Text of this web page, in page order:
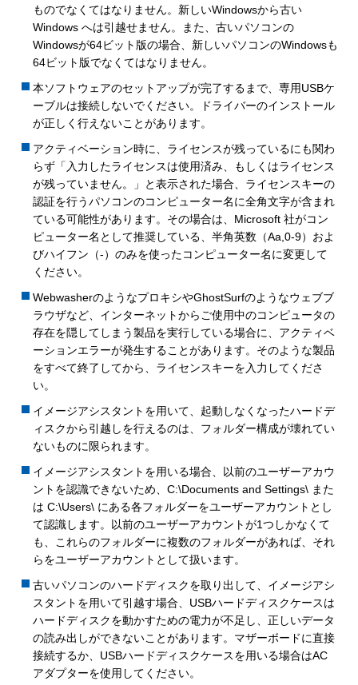
ものでなくてはなりません。新しいWindowsから古い
Windows へは引越せません。また、古いパソコンの
Windowsが64ビット版の場合、新しいパソコンのWindowsも
64ビット版でなくてはなりません。
本ソフトウェアのセットアップが完了するまで、専用USBケ
ーブルは接続しないでください。ドライバーのインストール
が正しく行えないことがあります。
アクティベーション時に、ライセンスが残っているにも関わ
らず「入力したライセンスは使用済み、もしくはライセンス
が残っていません。」と表示された場合、ライセンスキーの
認証を行うパソコンのコンピューター名に全角文字が含まれ
ている可能性があります。その場合は、Microsoft 社がコン
ピューター名として推奨している、半角英数（Aa,0-9）およ
びハイフン（-）のみを使ったコンピューター名に変更して
ください。
WebwasherのようなプロキシやGhostSurfのようなウェブブ
ラウザなど、インターネットからご使用中のコンピュータの
存在を隠してしまう製品を実行している場合に、アクティベ
ーションエラーが発生することがあります。そのような製品
をすべて終了してから、ライセンスキーを入力してくださ
い。
イメージアシスタントを用いて、起動しなくなったハードデ
ィスクから引越しを行えるのは、フォルダー構成が壊れてい
ないものに限られます。
イメージアシスタントを用いる場合、以前のユーザーアカウ
ントを認識できないため、C:\Documents and Settings\ また
は C:\Users\ にある各フォルダーをユーザーアカウントとし
て認識します。以前のユーザーアカウントが1つしかなくて
も、これらのフォルダーに複数のフォルダーがあれば、それ
らをユーザーアカウントとして扱います。
古いパソコンのハードディスクを取り出して、イメージアシ
スタントを用いて引越す場合、USBハードディスクケースは
ハードディスクを動かすための電力が不足し、正しいデータ
の読み出しができないことがあります。マザーボードに直接
接続するか、USBハードディスクケースを用いる場合はAC
アダプターを使用してください。